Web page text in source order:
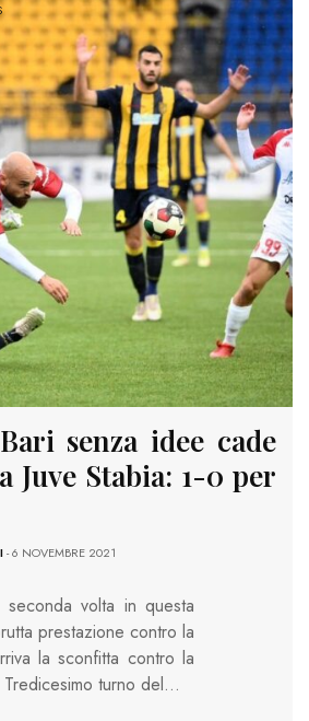
senza idee cade
Juve Stabia: 1-0 per
- 6 NOVEMBRE 2021
volta in questa
prestazione contro la
la sconfitta contro la
Tredicesimo turno del…